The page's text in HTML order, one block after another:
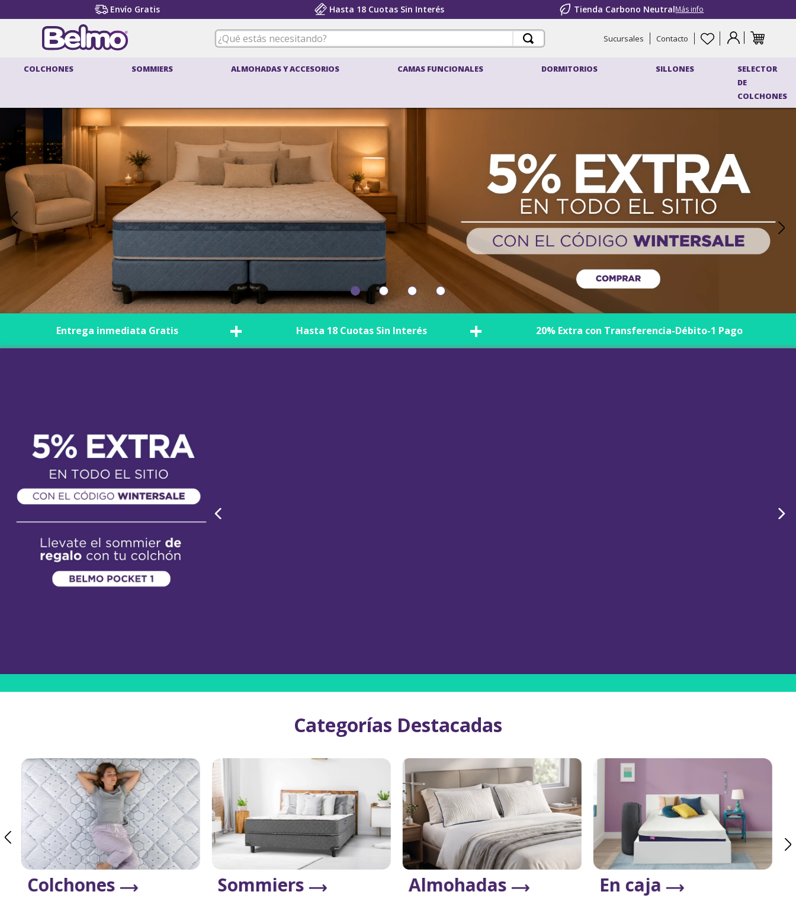
Envío Gratis Hasta 18 Cuotas Sin Interés Tienda Carbono NeutralMás info
¿Qué estás necesitando? Sucursales Contacto
COLCHONES SOMMIERS ALMOHADAS Y ACCESORIOS CAMAS FUNCIONALES DORMITORIOS SILLONES
SELECTOR
DE
COLCHONES
Entrega inmediata Gratis + Hasta 18 Cuotas Sin Interés + 20% Extra con Transferencia-Débito-1 Pago
Categorías Destacadas
Colchones Sommiers Almohadas En caja
1.
belspring 3
3.
pocket
belspring
sillones
6
colchon 1 plaza
8.
density 2
. almohadas